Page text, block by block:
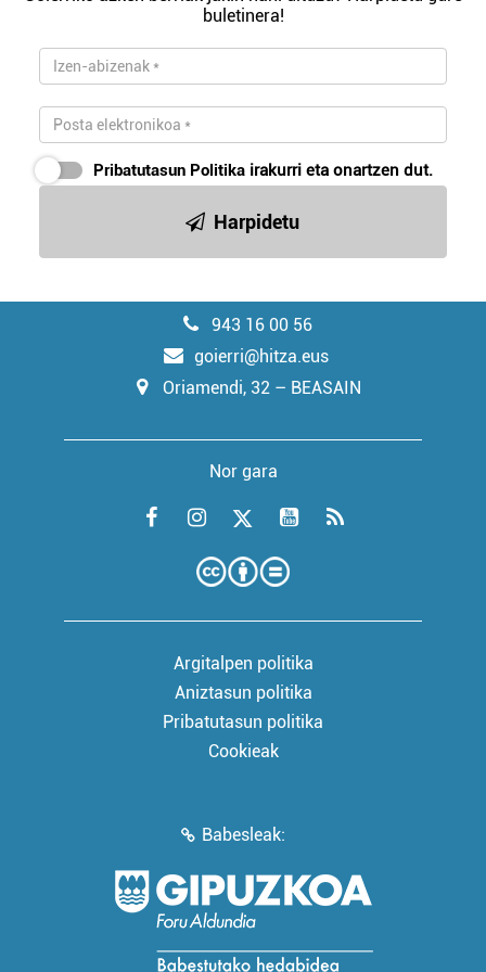
buletinera!
Pribatutasun Politika irakurri eta onartzen dut.
Harpidetu
943 16 00 56
goierri@hitza.eus
Oriamendi, 32 – BEASAIN
Nor gara
Argitalpen politika
Aniztasun politika
Pribatutasun politika
Cookieak
Babesleak: